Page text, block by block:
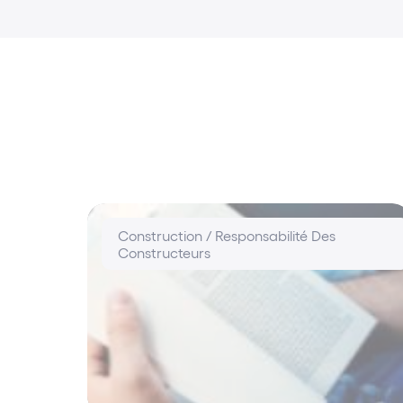
Construction / Responsabilité Des
Constructeurs